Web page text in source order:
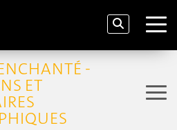
-
ET